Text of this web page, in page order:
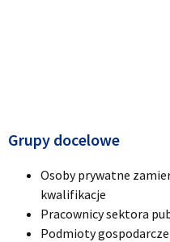
Grupy docelowe
Osoby prywatne
kwalifikacje
Pracownicy sektora
Podmioty